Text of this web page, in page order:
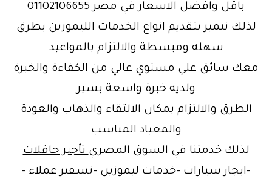
باقل وافضل الاسعار في مصر 01102106655
لذلك نتميز بتقديم انواع الخدمات الليموزين بطرق
سهله ومبسطة والالتزام بالمواعيد
معك سائق علي مستوي عالي من الكفاءة والخبرة
ولديه خبرة واسعة بسير
الطرق والالتزام بمكان الالتقاء والذهاب والعودة
والمعياد المناسب
لذلك خدمتنا في السوق المصريتأجير حافلات
-ايجار سيارات -خدمات ليموزين -تسفير عملاء –